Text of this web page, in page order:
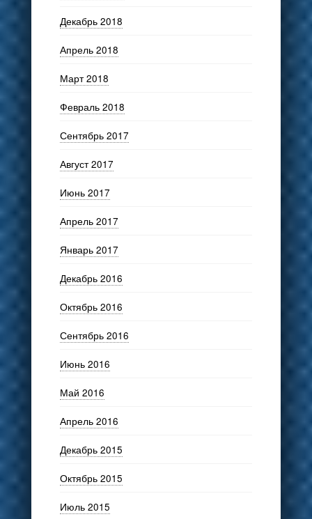
Декабрь 2018
Апрель 2018
Март 2018
Февраль 2018
Сентябрь 2017
Август 2017
Июнь 2017
Апрель 2017
Январь 2017
Декабрь 2016
Октябрь 2016
Сентябрь 2016
Июнь 2016
Май 2016
Апрель 2016
Декабрь 2015
Октябрь 2015
Июль 2015